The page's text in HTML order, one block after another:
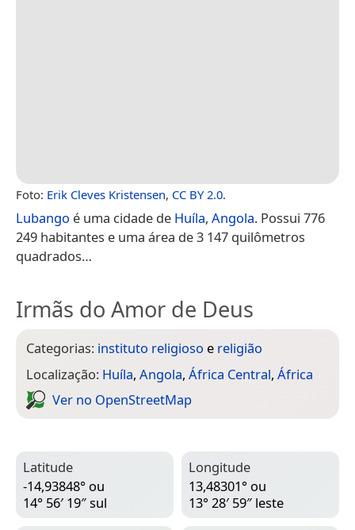
Foto: Erik Cleves Kristensen, CC BY 2.0.
Lubango é uma cidade de Huíla, Angola. Possui 776
249 habitantes e uma área de 3 147 quilômetros
quadrados…
Irmãs do Amor de Deus
Categorias: instituto religioso e religião
Localização: Huíla, Angola, África Central, África
Ver no Open­Street­Map
Latitude
-14,93848° ou
14° 56′ 19″ sul
Longitude
13,48301° ou
13° 28′ 59″ leste